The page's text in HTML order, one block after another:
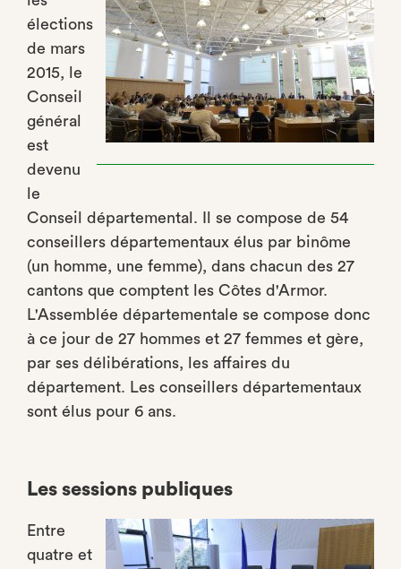
élections
de mars
2015, le
Conseil
général
est
devenu
le
Conseil départemental. Il se compose de 54
conseillers départementaux élus par binôme
(un homme, une femme), dans chacun des 27
cantons que comptent les Côtes d'Armor.
L'Assemblée départementale se compose donc
à ce jour de 27 hommes et 27 femmes et gère,
par ses délibérations, les affaires du
département. Les conseillers départementaux
sont élus pour 6 ans.
Les sessions publiques
Entre
quatre et